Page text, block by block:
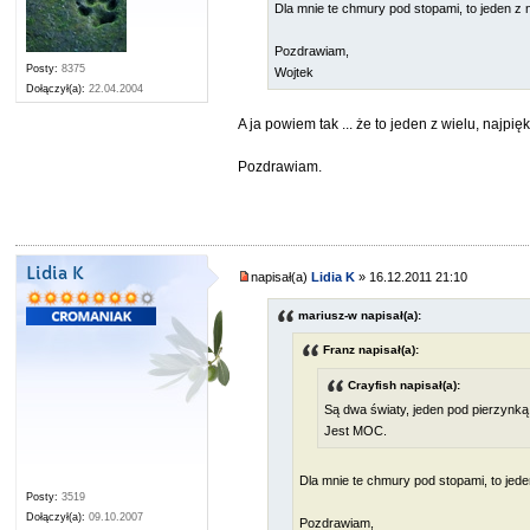
Posty: 8375
Dołączył(a): 22.04.2004
Dla mnie te chmury pod stopami, to jeden z
Pozdrawiam,
Wojtek
A ja powiem tak ... że to jeden z wielu,
Pozdrawiam.
Lidia K
Posty: 3519
Dołączył(a): 09.10.2007
napisał(a)Lidia K » 16.12.2011 21:10
mariusz-w napisał(a):
Franz napisał(a):
Crayfish napisał(a):
Są dwa światy, jeden pod
Jest MOC.
Dla mnie te chmury pod stopami, to
Pozdrawiam,